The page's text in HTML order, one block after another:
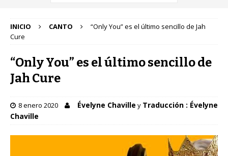
INICIO CANTO
“Only You” es el último sencillo de Jah
Cure
“Only You” es el último sencillo de
Jah Cure
8 enero 2020 Évelyne Chaville y Traducción : Évelyne
Chaville